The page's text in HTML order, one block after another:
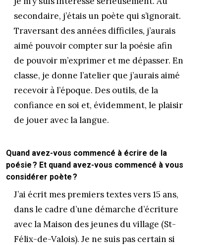
secondaire, j’étais un poète qui s’ignorait.
Traversant des années difficiles, j’aurais
aimé pouvoir compter sur la poésie afin
de pouvoir m’exprimer et me dépasser. En
classe, je donne l’atelier que j’aurais aimé
recevoir à l’époque. Des outils, de la
confiance en soi et, évidemment, le plaisir
de jouer avec la langue.
Quand avez-vous commencé à écrire de la
poésie ? Et quand avez-vous commencé à vous
considérer poète ?
J’ai écrit mes premiers textes vers 15 ans,
dans le cadre d’une démarche d’écriture
avec la Maison des jeunes du village (St-
Félix-de-Valois). Je ne suis pas certain si